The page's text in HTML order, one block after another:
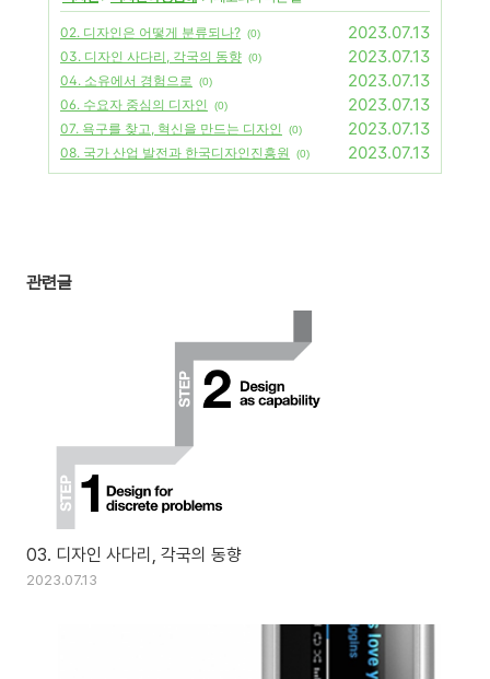
02. 디자인은 어떻게 분류되나? (0) 2023.07.13
03. 디자인 사다리, 각국의 동향 (0) 2023.07.13
04. 소유에서 경험으로 (0) 2023.07.13
06. 수요자 중심의 디자인 (0) 2023.07.13
07. 욕구를 찾고, 혁신을 만드는 디자인 (0) 2023.07.13
08. 국가 산업 발전과 한국디자인진흥원 (0) 2023.07.13
관련글
03. 디자인 사다리, 각국의 동향
2023.07.13